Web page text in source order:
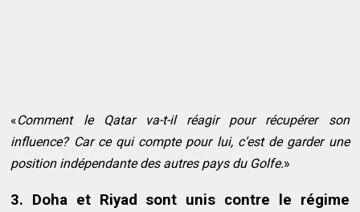
«Comment le Qatar va-t-il réagir pour récupérer son
influence? Car ce qui compte pour lui, c’est de garder une
position indépendante des autres pays du Golfe.»
3. Doha et Riyad sont unis contre le régime